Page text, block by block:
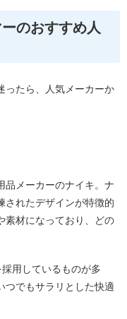
のおすすめ人
ったら、人気メーカーか
品メーカーのナイキ。ナ
されたデザインが特徴的
素材になっており、どの
用しているものが多
つでもサラリとした快適